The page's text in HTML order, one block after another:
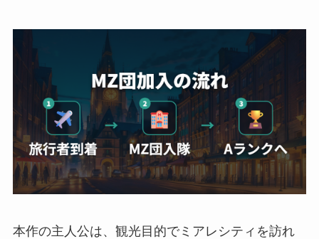
本作の主人公は、観光目的でミアレシティを訪れ